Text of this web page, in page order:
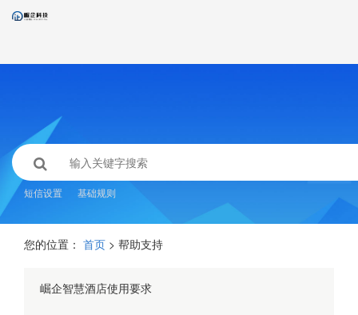
短信设置 基础规则
您的位置： 首页 > 帮助支持
崛企智慧酒店使用要求